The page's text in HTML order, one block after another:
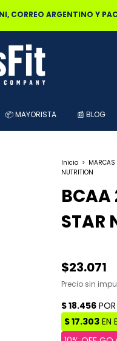
EFECTIVO RETIRANDO EN
📦 MAYORISTA 📰 BLOG
Inicio > MARCAS
NUTRITION
BCAA
STAR
$23.071
Precio sin